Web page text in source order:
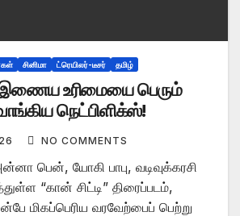
சினிமா ட்ரெயிலர்-டீசர் தமிழ்
இணைய உரிமையை பெரும்
நெட்பிளிக்ஸ்!
NO COMMENTS
பென், யோகி பாபு, வடிவுக்கரசி
“கான் சிட்டி” திரைப்படம்,
மிகப்பெரிய வரவேற்பைப் பெற்று